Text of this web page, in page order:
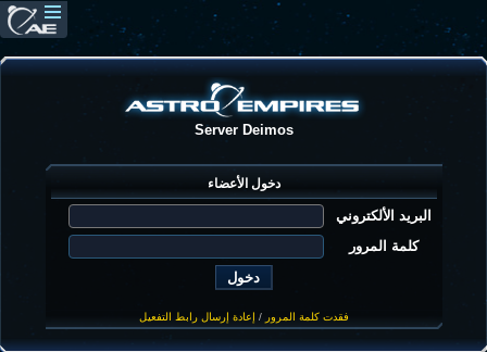
Server Deimos
دخول الأعضاء
البريد الألكتروني
كلمة المرور
فقدت كلمة المرور / إعادة إرسال رابط التفعيل